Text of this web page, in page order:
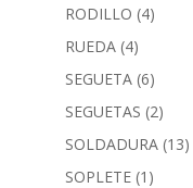
RODILLO (4)
RUEDA (4)
SEGUETA (6)
SEGUETAS (2)
SOLDADURA (13)
SOPLETE (1)